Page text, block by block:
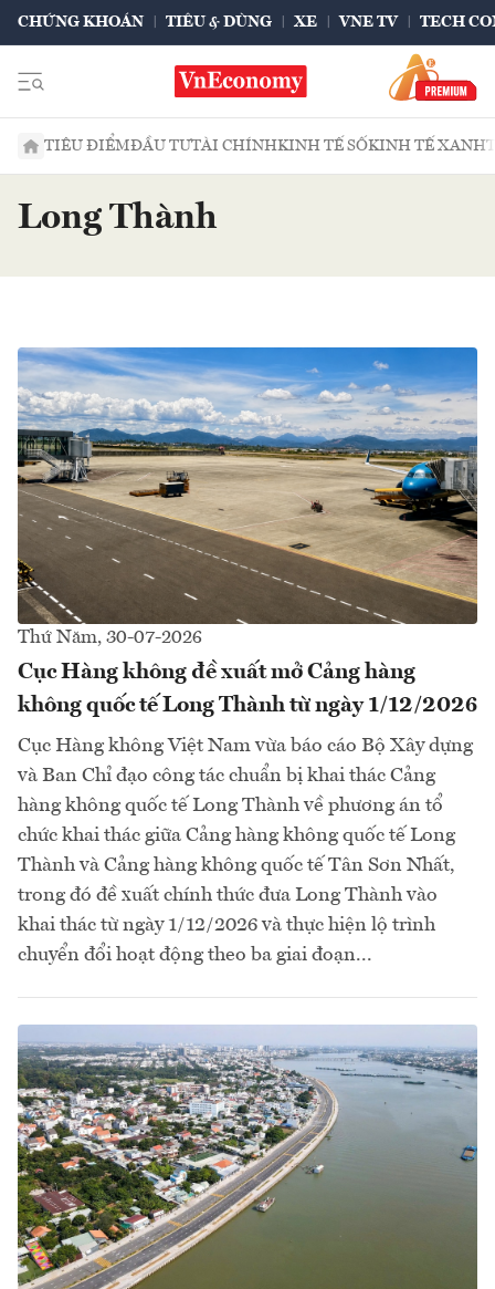
CHỨNG KHOÁN TIÊU & DÙNG XE VNE TV TECH
TIÊU ĐIỂMĐẦU TƯTÀI CHÍNHKINH TẾ SỐKINH TẾ XANH
Long Thành
Thứ Năm, 30-07-2026
Cục Hàng không đề xuất mở Cảng hàng
không quốc tế Long Thành từ ngày 1/12/2026
Cục Hàng không Việt Nam vừa báo cáo Bộ Xây dựng
và Ban Chỉ đạo công tác chuẩn bị khai thác Cảng
hàng không quốc tế Long Thành về phương án tổ
chức khai thác giữa Cảng hàng không quốc tế Long
Thành và Cảng hàng không quốc tế Tân Sơn Nhất,
trong đó đề xuất chính thức đưa Long Thành vào
khai thác từ ngày 1/12/2026 và thực hiện lộ trình
chuyển đổi hoạt động theo ba giai đoạn...